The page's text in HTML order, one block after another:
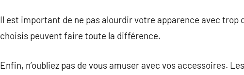
Il est important de ne pas alourdir votre apparence avec trop
choisis peuvent faire toute la différence.
Enfin, n’oubliez pas de vous amuser avec vos accessoires.